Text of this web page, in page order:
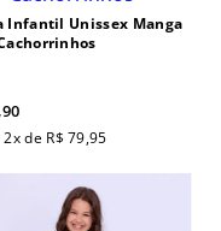
Infantil Unissex Manga
90
2x de R$ 79,95